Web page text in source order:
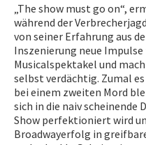
„The show must go on“,
während der
von seiner Erfahrung aus
Inszenierung neue
Musicalspektakel und
selbst verdächtig. Zumal
bei einem zweiten Mord
sich in die naiv scheinende
Show perfektioniert wird
Broadwayerfolg in